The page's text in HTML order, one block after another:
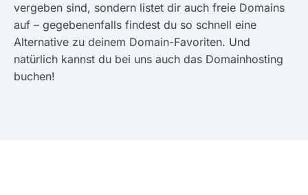
vergeben sind, sondern listet dir auch freie Domains
auf – gegebenenfalls findest du so schnell eine
Alternative zu deinem Domain-Favoriten. Und
natürlich kannst du bei uns auch das Domainhosting
buchen!